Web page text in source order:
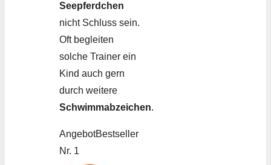
Seepferdchen
nicht Schluss sein.
Oft begleiten
solche Trainer ein
Kind auch gern
durch weitere
Schwimmabzeichen.
AngebotBestseller
Nr. 1